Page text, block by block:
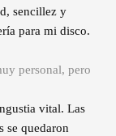
sencillez y
para mi disco.
personal, pero
vital. Las
se quedaron